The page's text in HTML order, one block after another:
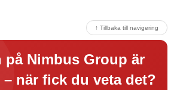
↑ Tillbaka till navigering
på Nimbus Group är
när fick du veta det?